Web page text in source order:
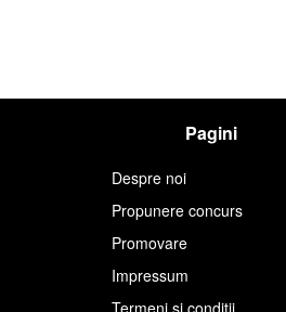
Pagini
Despre noi
Propunere concurs
Promovare
Impressum
Termeni și condiții